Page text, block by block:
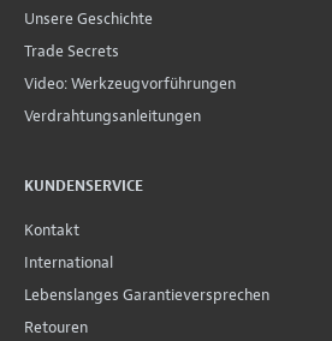
Unsere Geschichte
Trade Secrets
Video: Werkzeugvorführungen
Verdrahtungsanleitungen
KUNDENSERVICE
Kontakt
International
Lebenslanges Garantieversprechen
Retouren